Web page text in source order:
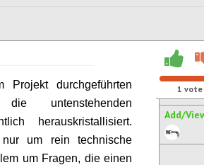
durchgeführten
untenstehenden
herauskristallisiert.
um rein technische
um Fragen, die einen
1 vote
Add/